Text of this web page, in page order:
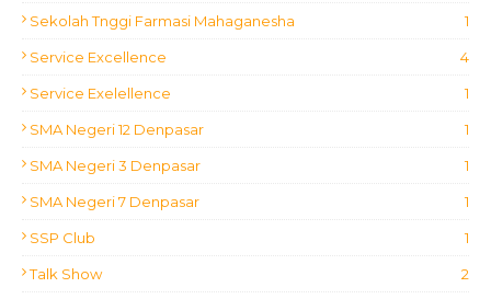
Sekolah Tnggi Farmasi Mahaganesha 1
Service Excellence 4
Service Exelellence 1
SMA Negeri 12 Denpasar 1
SMA Negeri 3 Denpasar 1
SMA Negeri 7 Denpasar 1
SSP Club 1
Talk Show 2